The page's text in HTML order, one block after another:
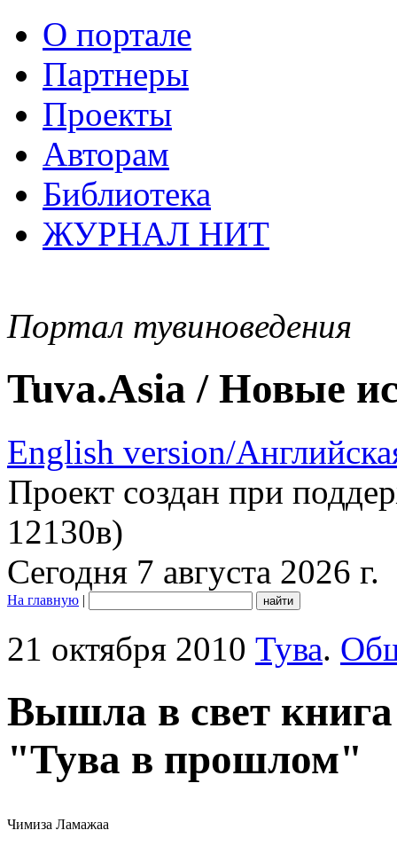
О портале
Партнеры
Проекты
Авторам
Библиотека
ЖУРНАЛ НИТ
Портал тувиноведения
Tuva.Asia / Новые
English version/
Проект создан при
12130в)
Сегодня 7 августа 2026 г.
На главную |
21 октября 2010 Тува.
Вышла в свет
"Тува в прошлом"
Чимиза Ламажаа